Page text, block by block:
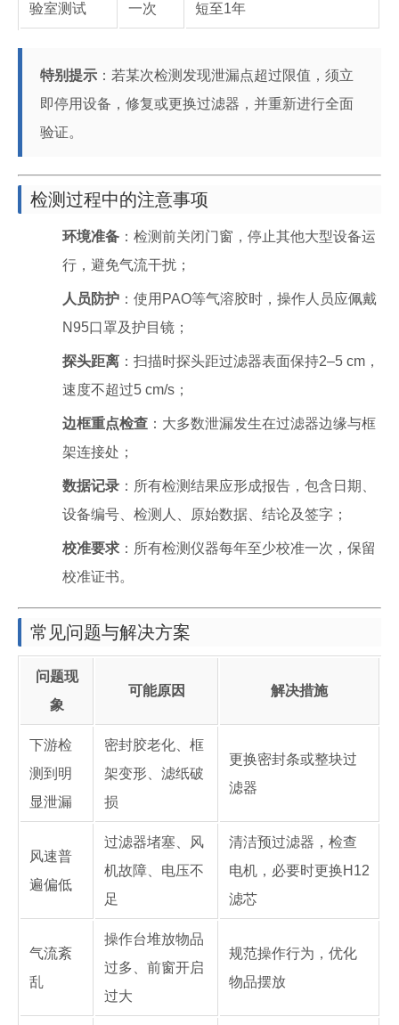
验室测试
一次
短至1年
特别提示 ：若某次检测发现泄漏点超过限值，须立
即停用设备，修复或更换过滤器，并重新进行全面
验证。
检测过程中的注意事项
环境准备 ：检测前关闭门窗，停止其他大型设备运
行，避免气流干扰；
人员防护 ：使用PAO等气溶胶时，操作人员应佩戴
N95口罩及护目镜；
探头距离 ：扫描时探头距过滤器表面保持2–5 cm，
速度不超过5 cm/s；
边框重点检查 ：大多数泄漏发生在过滤器边缘与框
架连接处；
数据记录 ：所有检测结果应形成报告，包含日期、
设备编号、检测人、原始数据、结论及签字；
校准要求 ：所有检测仪器每年至少校准一次，保留
校准证书。
常见问题与解决方案
问题现
象
可能原因 解决措施
下游检
测到明
显泄漏
密封胶老化、框
架变形、滤纸破
损
更换密封条或整块过
滤器
风速普
遍偏低
过滤器堵塞、风
机故障、电压不
足
清洁预过滤器，检查
电机，必要时更换H12
滤芯
气流紊
乱
操作台堆放物品
过多、前窗开启
过大
规范操作行为，优化
物品摆放